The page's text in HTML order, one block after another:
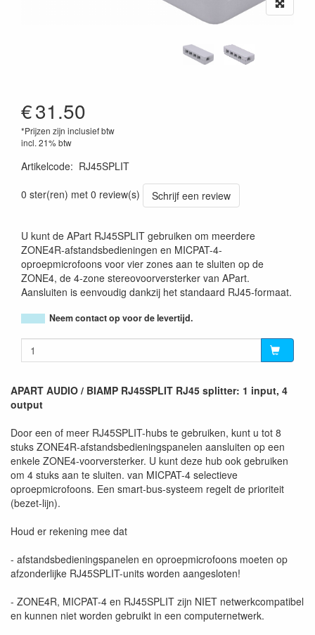
€31.50
*Prijzen zijn inclusief btw
incl. 21% btw
Artikelcode: RJ45SPLIT
0 ster(ren) met 0 review(s)
Schrijf een review
U kunt de APart RJ45SPLIT gebruiken om meerdere
ZONE4R-afstandsbedieningen en MICPAT-4-
oproepmicrofoons voor vier zones aan te sluiten op de
ZONE4, de 4-zone stereovoorversterker van APart.
Aansluiten is eenvoudig dankzij het standaard RJ45-formaat.
Neem contact op voor de levertijd.
APART AUDIO / BIAMP RJ45SPLIT RJ45 splitter: 1 input, 4
output
Door een of meer RJ45SPLIT-hubs te gebruiken, kunt u tot 8
stuks ZONE4R-afstandsbedieningspanelen aansluiten op een
enkele ZONE4-voorversterker. U kunt deze hub ook gebruiken
om 4 stuks aan te sluiten. van MICPAT-4 selectieve
oproepmicrofoons. Een smart-bus-systeem regelt de prioriteit
(bezet-lijn).
Houd er rekening mee dat
- afstandsbedieningspanelen en oproepmicrofoons moeten op
afzonderlijke RJ45SPLIT-units worden aangesloten!
- ZONE4R, MICPAT-4 en RJ45SPLIT zijn NIET netwerkcompatibel
en kunnen niet worden gebruikt in een computernetwerk.